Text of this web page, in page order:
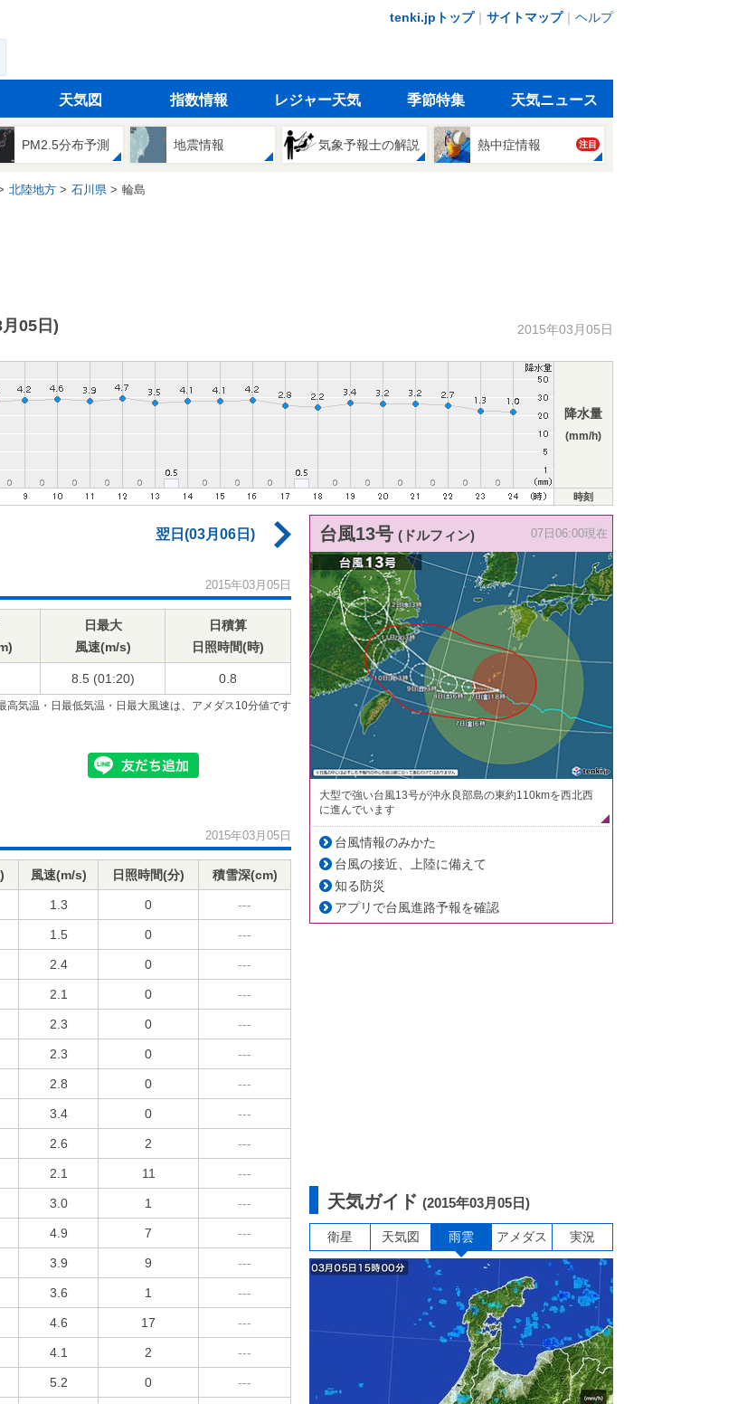
tenki.jpトップ｜ サイトマップ｜ ヘルプ
天気図 指数情報 レジャー天気 季節特集 天気ニュース
PM2.5分布予測 地震情報 気象予報士の解説 熱中症情報 注目
北陸地方 石川県 輪島
05日) 2015年03月05日
降水量
(mm/h)
時刻
翌日(03月06日)
2015年03月05日
日最大
風速(m/s)
日積算
日照時間(時)
8.5 (01:20) 0.8
高気温・日最低気温・日最大風速は、アメダス10分値です
2015年03月05日
風速(m/s) 日照時間(分) 積雪深(cm)
1.3 0 ---
1.5 0 ---
2.4 0 ---
2.1 0 ---
2.3 0 ---
2.3 0 ---
2.8 0 ---
3.4 0 ---
2.6 2 ---
2.1 11 ---
3.0 1 ---
4.9 7 ---
3.9 9 ---
3.6 1 ---
4.6 17 ---
4.1 2 ---
5.2 0 ---
台風13号 (ドルフィン) 07日06:00現在
大型で強い台風13号が沖永良部島の東約110kmを西北西
に進んでいます
台風情報のみかた
台風の接近、上陸に備えて
知る防災
アプリで台風進路予報を確認
天気ガイド (2015年03月05日)
衛星 天気図 雨雲 アメダス 実況